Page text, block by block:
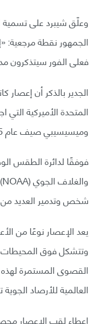
وعلّق شيبرد على تسمية
الجمهور نقطة مرجعية:
فعلى الفور سيتذكرون
الجدير بالذكر أن إعصار
المتحدة الأميركية التي
وميسيسيبي صيف عام 2005.
فوفقًا لدائرة الطقس
شخص وتدمير العديد من
يعد الإعصار نوعًا من
وتتشكل فوق المحيطات
العالمية للأرصاد
إعطاء لقب الإعصار